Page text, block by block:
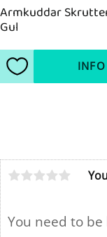
You
Armkuddar
Gul
Add to favorites
INFO